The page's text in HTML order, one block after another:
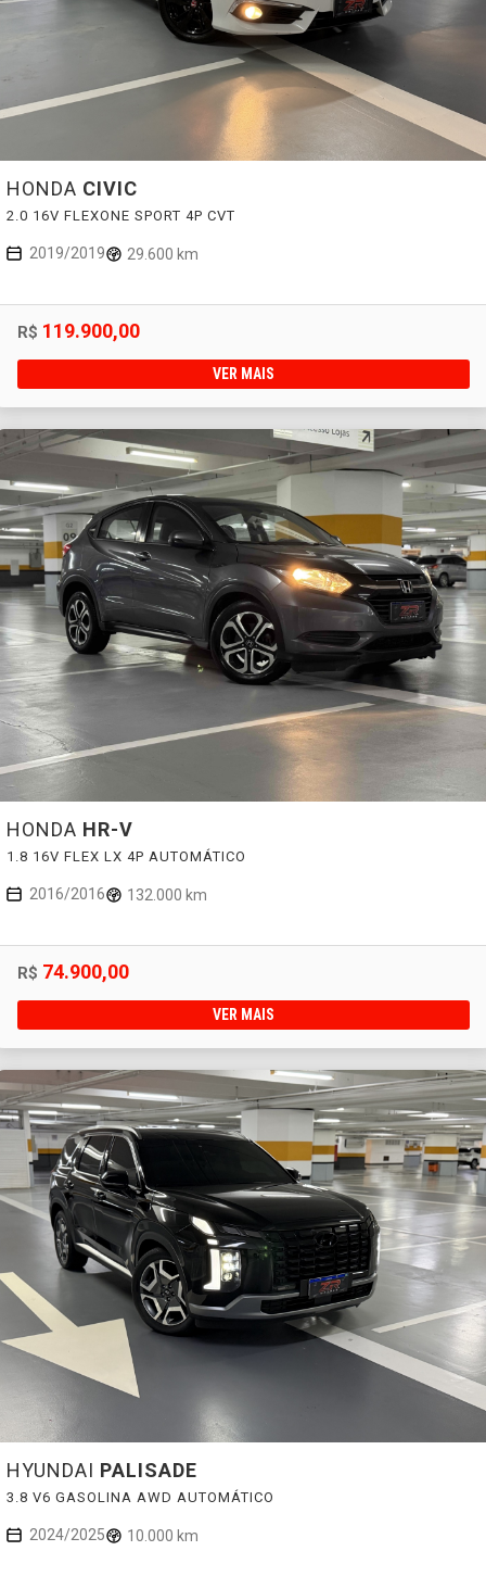
HONDA CIVIC
2.0 16V FLEXONE SPORT 4P CVT
2019/2019 29.600 km
R$ 119.900,00
VER MAIS
HONDA HR-V
1.8 16V FLEX LX 4P AUTOMÁTICO
2016/2016 132.000 km
R$ 74.900,00
VER MAIS
HYUNDAI PALISADE
3.8 V6 GASOLINA AWD AUTOMÁTICO
2024/2025 10.000 km